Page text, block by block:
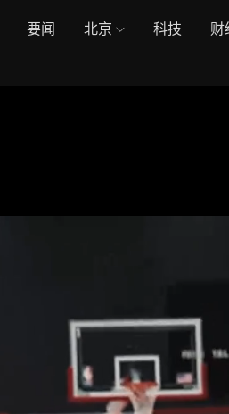
要闻 北京 科技 财